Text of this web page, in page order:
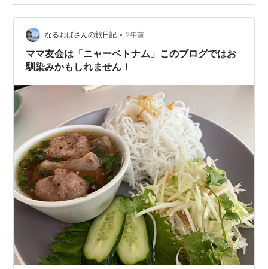
なるおばさんの旅日記 • 2年前
ママ友会は「ニャーベトナム」このブログではお
馴染みかもしれません！